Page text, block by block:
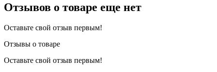
Отзывов о товаре еще нет
Оставьте свой отзыв первым!
Отзывы о товаре
Оставьте свой отзыв первым!